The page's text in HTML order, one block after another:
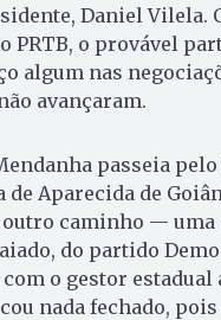
Daniel Vilela.
PRTB, o provável
algum nas
avançaram.
passeia
Aparecida de
caminho — uma
do partido
o gestor estadual
nada fechado,